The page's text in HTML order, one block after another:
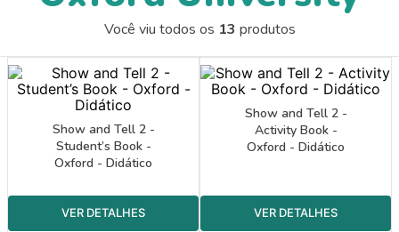
Você viu todos os 13 produtos
Show and Tell 2 -
Student’s Book -
Oxford - Didático
Show and Tell 2 -
Activity Book -
Oxford - Didático